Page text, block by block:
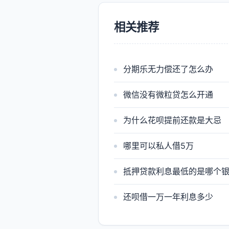
相关推荐
分期乐无力偿还了怎么办
微信没有微粒贷怎么开通
为什么花呗提前还款是大忌
哪里可以私人借5万
抵押贷款利息最低的是哪个
还呗借一万一年利息多少